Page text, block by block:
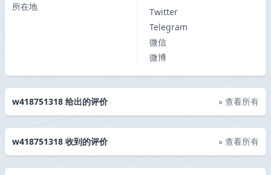
所在地
Twitter
Telegram
微信
微博
w418751318 给出的评价 » 查看所有
w418751318 收到的评价 » 查看所有